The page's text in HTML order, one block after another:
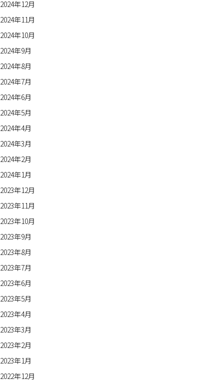
2024年12月
2024年11月
2024年10月
2024年9月
2024年8月
2024年7月
2024年6月
2024年5月
2024年4月
2024年3月
2024年2月
2024年1月
2023年12月
2023年11月
2023年10月
2023年9月
2023年8月
2023年7月
2023年6月
2023年5月
2023年4月
2023年3月
2023年2月
2023年1月
2022年12月